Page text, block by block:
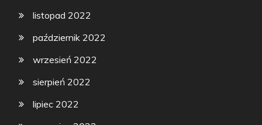
listopad 2022
październik 2022
wrzesień 2022
sierpień 2022
lipiec 2022